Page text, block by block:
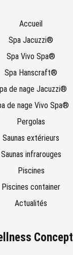
Accueil
Spa Jacuzzi®
Spa Vivo Spa®
Spa Hanscraft®
de nage Jacuzzi®
de nage Vivo Spa®
Pergolas
Saunas extérieurs
Saunas infrarouges
Piscines
Piscines container
Actualités
Concept